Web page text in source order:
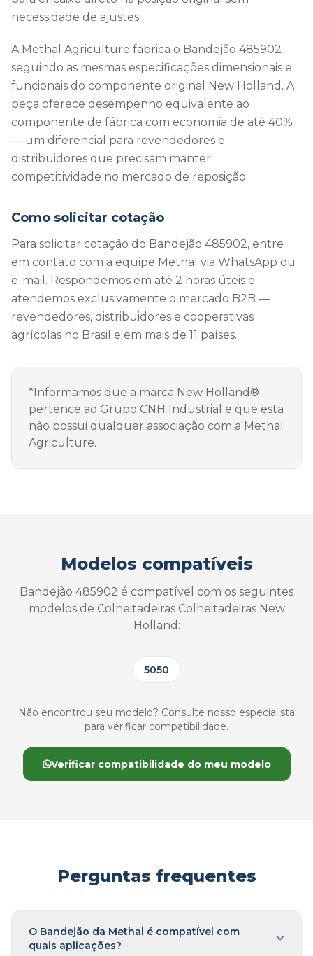
necessidade de ajustes.
A Methal Agriculture fabrica o Bandejão 485902
seguindo as mesmas especificações dimensionais e
funcionais do componente original New Holland. A
peça oferece desempenho equivalente ao
componente de fábrica com economia de até 40%
— um diferencial para revendedores e
distribuidores que precisam manter
competitividade no mercado de reposição.
Como solicitar cotação
Para solicitar cotação do Bandejão 485902, entre
em contato com a equipe Methal via WhatsApp ou
e-mail. Respondemos em até 2 horas úteis e
atendemos exclusivamente o mercado B2B —
revendedores, distribuidores e cooperativas
agrícolas no Brasil e em mais de 11 países.
*Informamos que a marca New Holland®
pertence ao Grupo CNH Industrial e que esta
não possui qualquer associação com a Methal
Agriculture.
Modelos compatíveis
Bandejão 485902 é compatível com os seguintes
modelos de Colheitadeiras Colheitadeiras New
Holland:
5050
Não encontrou seu modelo? Consulte nosso especialista
para verificar compatibilidade.
Verificar compatibilidade do meu modelo
Perguntas frequentes
O Bandejão da Methal é compatível com
quais aplicações?